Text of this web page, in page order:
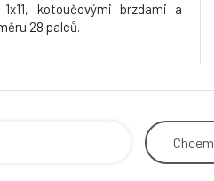
1x11, kotoučovými brzdami a
28 palců.
Chcem